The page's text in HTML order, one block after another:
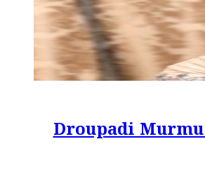
Droupadi Murmu